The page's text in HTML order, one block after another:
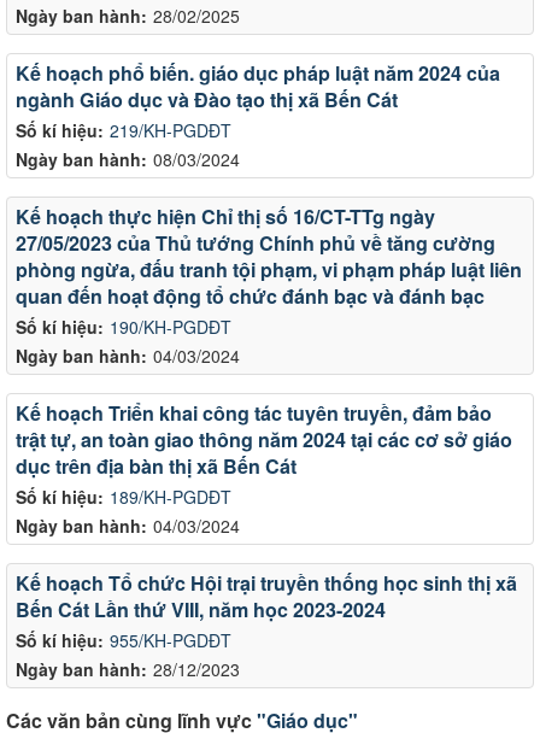
Ngày ban hành: 28/02/2025
Số kí hiệu: 219/KH-PGDĐT
Ngày ban hành: 08/03/2024
Kế hoạch phổ biến. giáo dục pháp luật năm 2024 của
ngành Giáo dục và Đào tạo thị xã Bến Cát
Số kí hiệu: 190/KH-PGDĐT
Ngày ban hành: 04/03/2024
Kế hoạch thực hiện Chỉ thị số 16/CT-TTg ngày
27/05/2023 của Thủ tướng Chính phủ về tăng cường
phòng ngừa, đấu tranh tội phạm, vi phạm pháp luật liên
quan đến hoạt động tổ chức đánh bạc và đánh bạc
Số kí hiệu: 189/KH-PGDĐT
Ngày ban hành: 04/03/2024
Kế hoạch Triển khai công tác tuyên truyền, đảm bảo
trật tự, an toàn giao thông năm 2024 tại các cơ sở giáo
dục trên địa bàn thị xã Bến Cát
Số kí hiệu: 955/KH-PGDĐT
Ngày ban hành: 28/12/2023
Kế hoạch Tổ chức Hội trại truyền thống học sinh thị xã
Bến Cát Lần thứ VIII, năm học 2023-2024
Các văn bản cùng lĩnh vực"Giáo dục"